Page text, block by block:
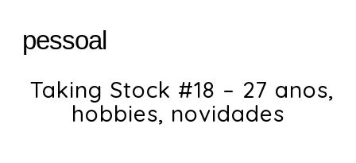
pessoal
Taking Stock #18 – 27 anos,
hobbies, novidades